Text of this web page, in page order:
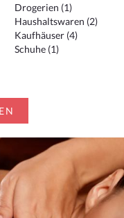
Drogerien (1)
Haushaltswaren (2)
Kaufhäuser (4)
Schuhe (1)